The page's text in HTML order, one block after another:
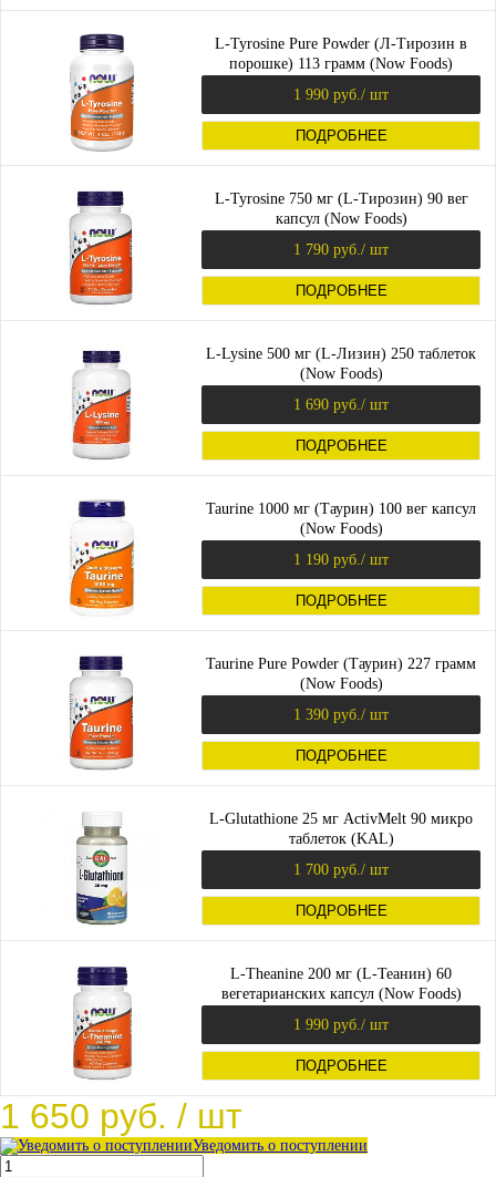
L-Tyrosine Pure Powder (Л-Тирозин в
порошке) 113 грамм (Now Foods)
1 990 руб. / шт
ПОДРОБНЕЕ
L-Tyrosine 750 мг (L-Тирозин) 90 вег
капсул (Now Foods)
1 790 руб. / шт
ПОДРОБНЕЕ
L-Lysine 500 мг (L-Лизин) 250 таблеток
(Now Foods)
1 690 руб. / шт
ПОДРОБНЕЕ
Taurine 1000 мг (Таурин) 100 вег капсул
(Now Foods)
1 190 руб. / шт
ПОДРОБНЕЕ
Taurine Pure Powder (Таурин) 227 грамм
(Now Foods)
1 390 руб. / шт
ПОДРОБНЕЕ
L-Glutathione 25 мг ActivMelt 90 микро
таблеток (KAL)
1 700 руб. / шт
ПОДРОБНЕЕ
L-Theanine 200 мг (L-Теанин) 60
вегетарианских капсул (Now Foods)
1 990 руб. / шт
ПОДРОБНЕЕ
1 650 руб. / шт
Уведомить о поступлении